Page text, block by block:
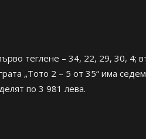
теглене – 34, 22, 29, 30, 4;
„Тото 2 – 5 от 35“ има
по 3 981 лева.